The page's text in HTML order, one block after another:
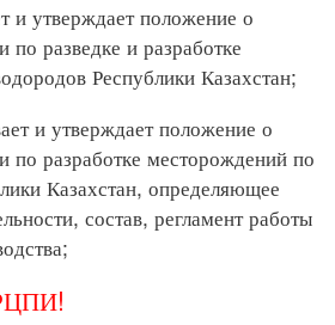
утверждает положение о
по разведке и разработке
Республики Казахстан;
и утверждает положение о
по разработке месторождений по
Казахстан, определяющее
состав, регламент работы